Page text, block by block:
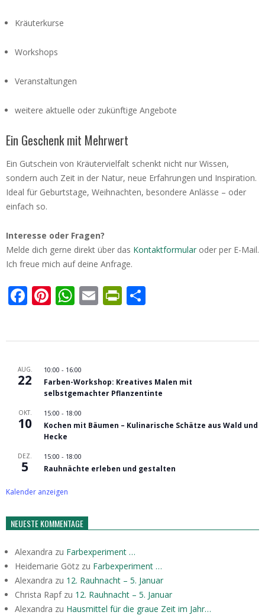
Kräuterkurse
Workshops
Veranstaltungen
weitere aktuelle oder zukünftige Angebote
Ein Geschenk mit Mehrwert
Ein Gutschein von Kräutervielfalt schenkt nicht nur Wissen,
sondern auch Zeit in der Natur, neue Erfahrungen und Inspiration.
Ideal für Geburtstage, Weihnachten, besondere Anlässe – oder
einfach so.
Interesse oder Fragen?
Melde dich gerne direkt über das Kontaktformular oder per E-Mail.
Ich freue mich auf deine Anfrage.
Facebook
Pinterest
WhatsApp
EmailPrintFriendly
AUG.
22
10:00 - 16:00
Farben-Workshop: Kreatives Malen mit
selbstgemachter Pflanzentinte
OKT.
10
15:00 - 18:00
Kochen mit Bäumen – Kulinarische Schätze aus Wald und
Hecke
DEZ.
5
15:00 - 18:00
Rauhnächte erleben und gestalten
Kalender anzeigen
NEUESTE KOMMENTAGE
Alexandra zu Farbexperiment …
Heidemarie Götz zu Farbexperiment …
Alexandra zu 12. Rauhnacht – 5. Januar
Christa Rapfzu 12. Rauhnacht – 5. Januar
Alexandra zu Hausmittel für die graue Zeit im Jahr…